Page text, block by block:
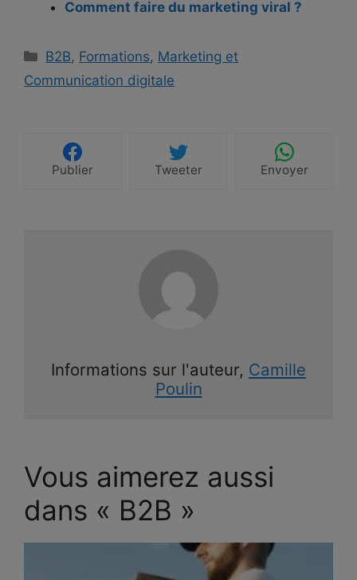
Comment faire du marketing viral ?
Catégories
B2B, Formations, Marketing et
Communication digitale
Publier Tweeter Envoyer
Informations sur l'auteur, Camille
Poulin
Vous aimerez aussi
dans « B2B »